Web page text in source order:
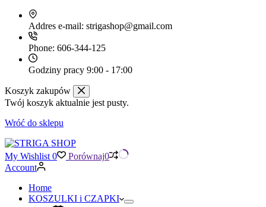
Addres e-mail: strigashop@gmail.com
Phone: 606-344-125
Godziny pracy 9:00 - 17:00
Koszyk zakupów
Twój koszyk aktualnie jest pusty.
Wróć do sklepu
My Wishlist 0 Porównaj0
Account
Home
KOSZULKI i CZAPKI